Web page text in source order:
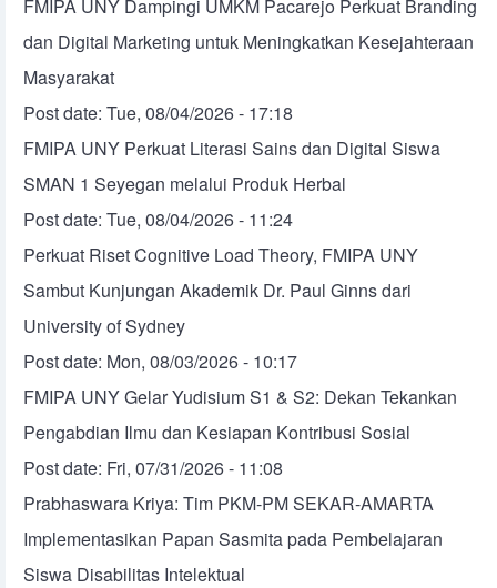
FMIPA UNY Dampingi UMKM Pacarejo Perkuat Branding
dan Digital Marketing untuk Meningkatkan Kesejahteraan
Masyarakat
Post date:Tue, 08/04/2026 - 17:18
FMIPA UNY Perkuat Literasi Sains dan Digital Siswa
SMAN 1 Seyegan melalui Produk Herbal
Post date:Tue, 08/04/2026 - 11:24
Perkuat Riset Cognitive Load Theory, FMIPA UNY
Sambut Kunjungan Akademik Dr. Paul Ginns dari
University of Sydney
Post date: Mon, 08/03/2026 - 10:17
FMIPA UNY Gelar Yudisium S1 & S2: Dekan Tekankan
Pengabdian Ilmu dan Kesiapan Kontribusi Sosial
Post date: Fri, 07/31/2026 - 11:08
Prabhaswara Kriya: Tim PKM-PM SEKAR-AMARTA
Implementasikan Papan Sasmita pada Pembelajaran
Siswa Disabilitas Intelektual